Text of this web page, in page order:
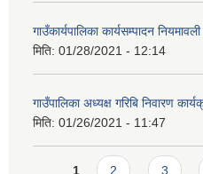
गाउँकार्यपालिका कार्यसम्पादन
मिति: 01/28/2021 - 12:14
गाउँपालिका अध्यक्ष गरिबि निवारण
मिति: 01/26/2021 - 11:47
1 2 3